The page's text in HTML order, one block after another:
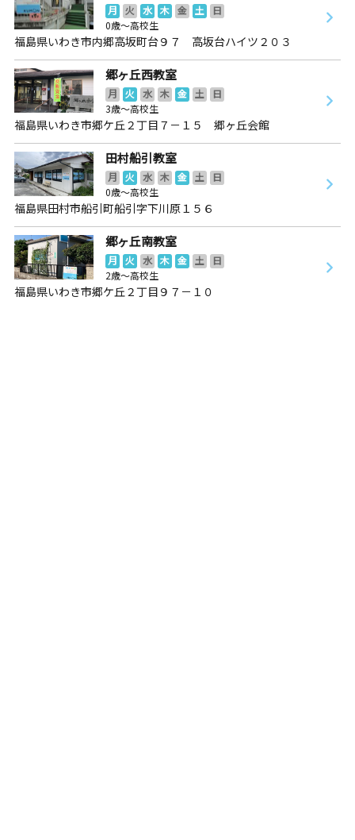
月 火 水 木 金 土
日
0歳～高校生
福島県いわき市内郷高坂町台９７ 高坂台ハイツ２０３
郷ヶ丘西教室
月 火 水 木 金 土
日
3歳～高校生
福島県いわき市郷ケ丘２丁目７－１５ 郷ヶ丘会館
田村船引教室
月 火 水 木 金 土
日
0歳～高校生
福島県田村市船引町船引字下川原１５６
郷ヶ丘南教室
月 火 水 木 金 土
日
2歳～高校生
福島県いわき市郷ケ丘２丁目９７－１０